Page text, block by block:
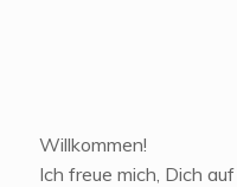
Willkommen!
Ich freue mich, Dich